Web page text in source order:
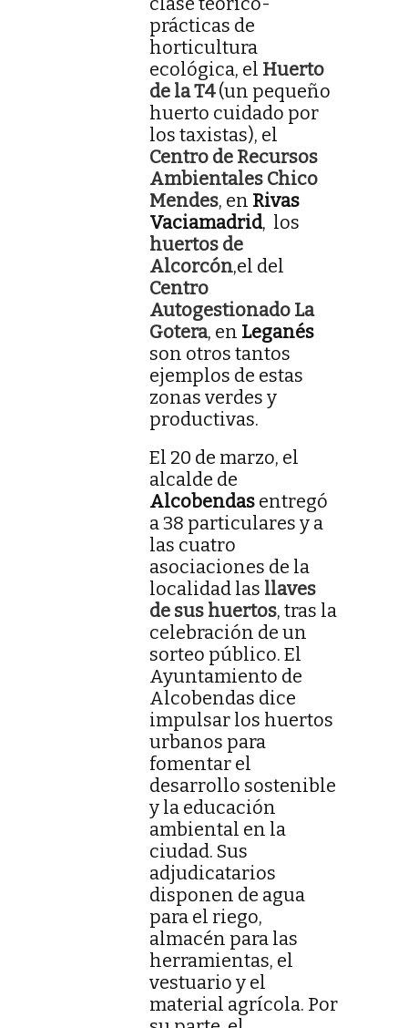
prácticas de
horticultura
ecológica, el Huerto
de la T4(un pequeño
huerto cuidado por
los taxistas), el
Centro de Recursos
Ambientales Chico
Mendes, en Rivas
Vaciamadrid, los
huertos de
Alcorcón,el del
Centro
Autogestionado La
Gotera, en Leganés
son otros tantos
ejemplos de estas
zonas verdes y
productivas.
El 20 de marzo, el
alcalde de
Alcobendas entregó
a 38 particulares y a
las cuatro
asociaciones de la
localidad las llaves
de sus huertos, tras la
celebración de un
sorteo público. El
Ayuntamiento de
Alcobendas dice
impulsar los huertos
urbanos para
fomentar el
desarrollo sostenible
y la educación
ambiental en la
ciudad. Sus
adjudicatarios
disponen de agua
para el riego,
almacén para las
herramientas, el
vestuario y el
material agrícola. Por